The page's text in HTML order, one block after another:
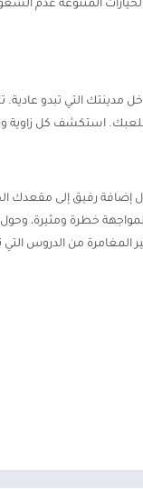
المتنوعة عدم
مدينتك التي تبدو عادية.
استكشف كل زاوية
إضافة رفيق إلى مقعدك
من الدروس التي